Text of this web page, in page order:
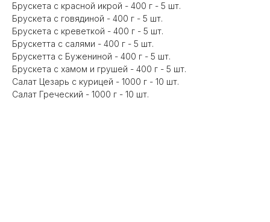
Брускета с красной икрой - 400 г - 5 шт.
Брускета с говядиной - 400 г - 5 шт.
Брускета с креветкой - 400 г - 5 шт.
Брускетта с салями - 400 г - 5 шт.
Брускетта с Бужениной - 400 г - 5 шт.
Брускета с хамом и грушей - 400 г - 5 шт.
Салат Цезарь с курицей - 1000 г - 10 шт.
Салат Греческий - 1000 г - 10 шт.